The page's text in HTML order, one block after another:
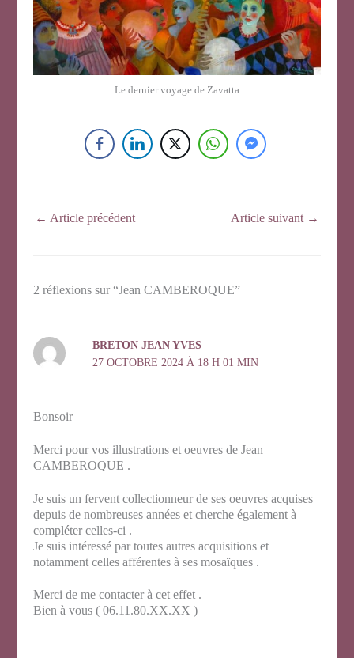
Le dernier voyage de Zavatta
← Article précédent Article suivant →
2 réflexions sur “Jean CAMBEROQUE”
BRETON JEAN YVES
27 OCTOBRE 2024 À 18 H 01 MIN
Bonsoir
Merci pour vos illustrations et oeuvres de Jean
CAMBEROQUE .
Je suis un fervent collectionneur de ses oeuvres acquises
depuis de nombreuses années et cherche également à
compléter celles-ci .
Je suis intéressé par toutes autres acquisitions et
notamment celles afférentes à ses mosaïques .
Merci de me contacter à cet effet .
Bien à vous ( 06.11.80.XX.XX )